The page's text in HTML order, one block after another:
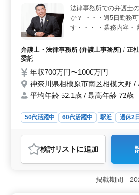
できます。これにより、日々の通勤ス
心地よく仕事に集中することがで
ン採用実績＞ 50歳以上の方々の新規
経験を活かしやすい職場環境が整って
女比率もバランスよく、多様性を尊重
付いています。
法律事務所での弁護士
か？ ・・・週5日勤務
す・・・ ・業務内容・
題、交通事故 遺言書作
題 成年後見制度 等 ・
弁護士・法律事務所 (弁護士事務所) / 正
委託
年収700万円〜1000万円
神奈川県相模原市南区相模大野 /
平均年齢 52.1歳 / 最高年齢 72歳
50代活躍中 60代活躍中 駅近 週休2
おすすめポイント
＜業務内容＞ 相模原市南区相模大野
務所で、離婚問題や親権問題、交通事
成、相続、不動産問題、成年後見制度
検討リスト に追加
掲載期間